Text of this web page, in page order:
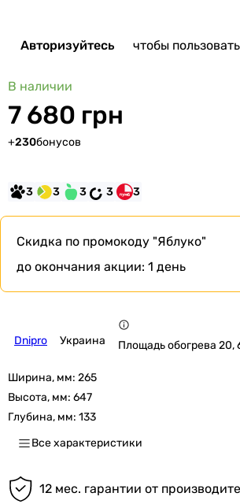
Авторизуйтесь чтобы
В наличии
7 680 грн
+230бонусов
3 3 3 3 3
Скидка по промокоду "Яблуко"
до окончания акции: 1 день
Dnipro Украина Площадь обогрева 20,
Ширина, мм: 265
Высота, мм: 647
Глубина, мм: 133
Все характеристики
12 мес. гарантии от